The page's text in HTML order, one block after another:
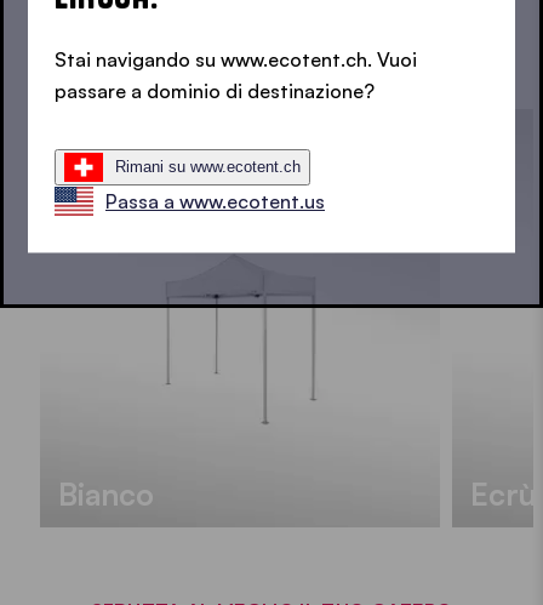
VEDI TUTTI I COLORI
Bianco Ecrù
Stai navigando su www.ecotent.ch. Vuoi
passare a dominio di destinazione?
Rimani su www.ecotent.ch
Passa a www.ecotent.us